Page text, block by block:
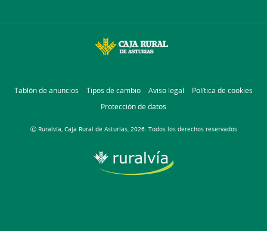
Tablón de anuncios Tipos de cambio Aviso legal
Política de cookies
Protección de datos
Ⓒ Ruralvía, Caja Rural de Asturias, 2026. Todos los derechos reservados